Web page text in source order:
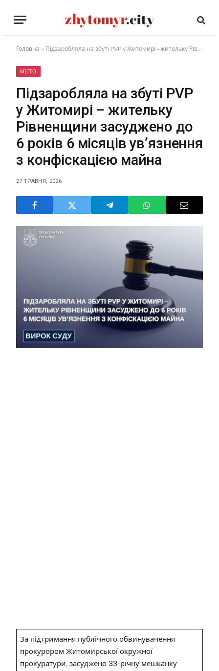
Головна » Підзаробляла на збуті PVP у Житомирі – жительку Рівненщини засуджено до 6 років 6 місяців ув’язнення з конфіскацією майна
МІСТО
Підзаробляла на збуті PVP
у Житомирі – жительку
Рівненщини засуджено до
6 років 6 місяців ув’язнення
з конфіскацією майна
27 ТРАВНЯ, 2026
За підтримання публічного обвинувачення
прокурором Житомирської окружної
прокуратури, засуджено 33-річну мешканку